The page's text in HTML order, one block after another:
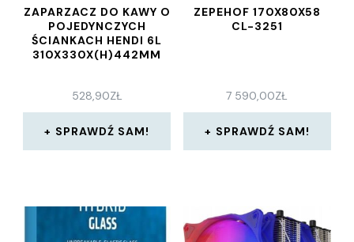
ZAPARZACZ DO KAWY O
POJEDYNCZYCH
ŚCIANKACH HENDI 6L
310X330X(H)442MM
528,90ZŁ
SPRAWDŹ SAM!
ZEPEHOF 170X80X58
CL-3251
7 590,00ZŁ
SPRAWDŹ SAM!